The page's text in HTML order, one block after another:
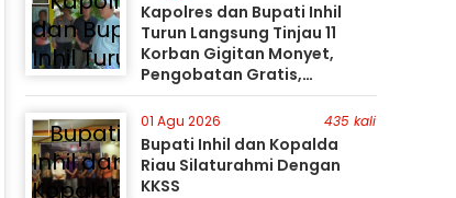
Kapolres dan Bupati Inhil
Turun Langsung Tinjau 11
Korban Gigitan Monyet,
Pengobatan Gratis,
Perburuan Terus Berlanjut
01 Agu 2026 435 kali
Bupati Inhil dan Kopalda
Riau Silaturahmi Dengan
KKSS